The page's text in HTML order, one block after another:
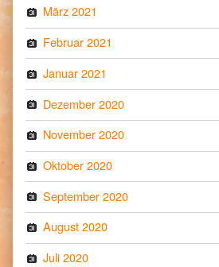
März 2021
Februar 2021
Januar 2021
Dezember 2020
November 2020
Oktober 2020
September 2020
August 2020
Juli 2020